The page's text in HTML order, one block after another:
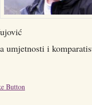
umjetnosti i